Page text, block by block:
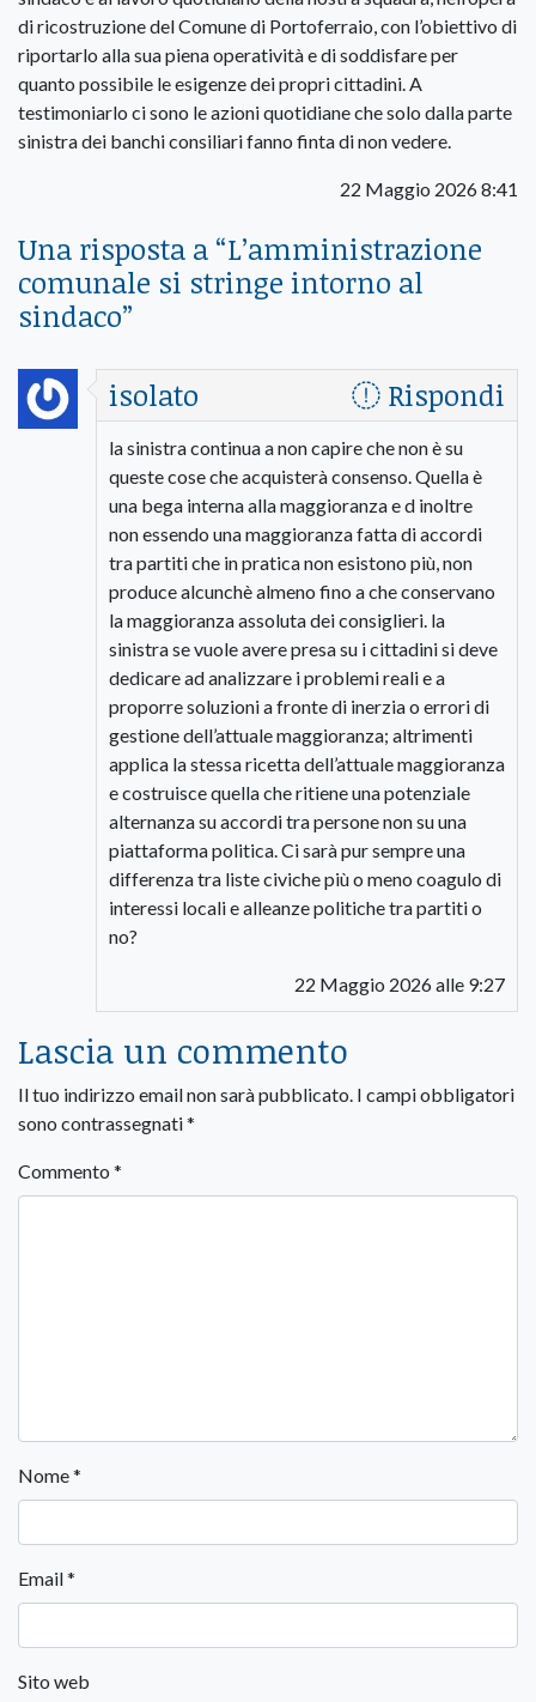
di ricostruzione del Comune di Portoferraio, con l’obiettivo di
riportarlo alla sua piena operatività e di soddisfare per
quanto possibile le esigenze dei propri cittadini. A
testimoniarlo ci sono le azioni quotidiane che solo dalla parte
sinistra dei banchi consiliari fanno finta di non vedere.
22 Maggio 2026 8:41
Una risposta a “L’amministrazione
comunale si stringe intorno al
sindaco”
isolato
Rispondi
la sinistra continua a non capire che non è su
queste cose che acquisterà consenso. Quella è
una bega interna alla maggioranza e d inoltre
non essendo una maggioranza fatta di accordi
tra partiti che in pratica non esistono più, non
produce alcunchè almeno fino a che conservano
la maggioranza assoluta dei consiglieri. la
sinistra se vuole avere presa su i cittadini si deve
dedicare ad analizzare i problemi reali e a
proporre soluzioni a fronte di inerzia o errori di
gestione dell’attuale maggioranza; altrimenti
applica la stessa ricetta dell’attuale maggioranza
e costruisce quella che ritiene una potenziale
alternanza su accordi tra persone non su una
piattaforma politica. Ci sarà pur sempre una
differenza tra liste civiche più o meno coagulo di
interessi locali e alleanze politiche tra partiti o
no?
22 Maggio 2026 alle 9:27
Lascia un commento
Il tuo indirizzo email non sarà pubblicato. I campi obbligatori
sono contrassegnati*
Commento *
Nome*
Email*
Sito web